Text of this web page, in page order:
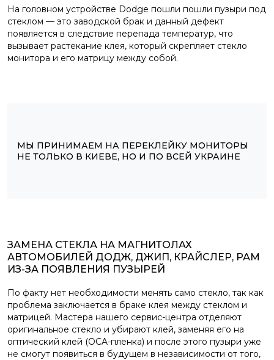
На головном устройстве Dodge пошли пошли пузыри под
стеклом — это заводской брак и данный дефект
появляется в следствие перепада температур, что
вызывает растекание клея, который скрепляет стекло
монитора и его матрицу между собой.
МЫ ПРИНИМАЕМ НА ПЕРЕКЛЕЙКУ МОНИТОРЫ
НЕ ТОЛЬКО В КИЕВЕ, НО И ПО ВСЕЙ УКРАИНЕ
ЗАМЕНА СТЕКЛА НА МАГНИТОЛАХ
АВТОМОБИЛЕЙ ДОДЖ, ДЖИП, КРАЙСЛЕР, РАМ
ИЗ-ЗА ПОЯВЛЕНИЯ ПУЗЫРЕЙ
По факту нет необходимости менять само стекло, так как
проблема заключается в браке клея между стеклом и
матрицей. Мастера нашего сервис-центра отделяют
оригинальное стекло и убирают клей, заменяя его на
оптический клей (OCA-пленка) и после этого пузыри уже
не смогут появиться в будущем в независимости от того,